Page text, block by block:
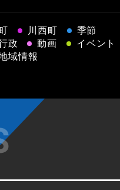
川西町
季節
政 動画
イベント
域情報